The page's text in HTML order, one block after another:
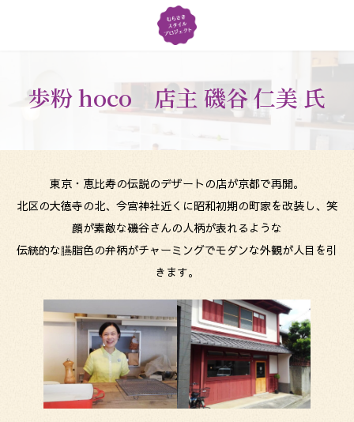
歩粉 hoco 店主 磯谷 仁美 氏
東京・恵比寿の伝説のデザートの店が京都で再開。
北区の大徳寺の北、今宮神社近くに昭和初期の町家を改装し、笑
顔が素敵な磯谷さんの人柄が表れるような
伝統的な臙脂色の弁柄がチャーミングでモダンな外観が人目を引
きます。